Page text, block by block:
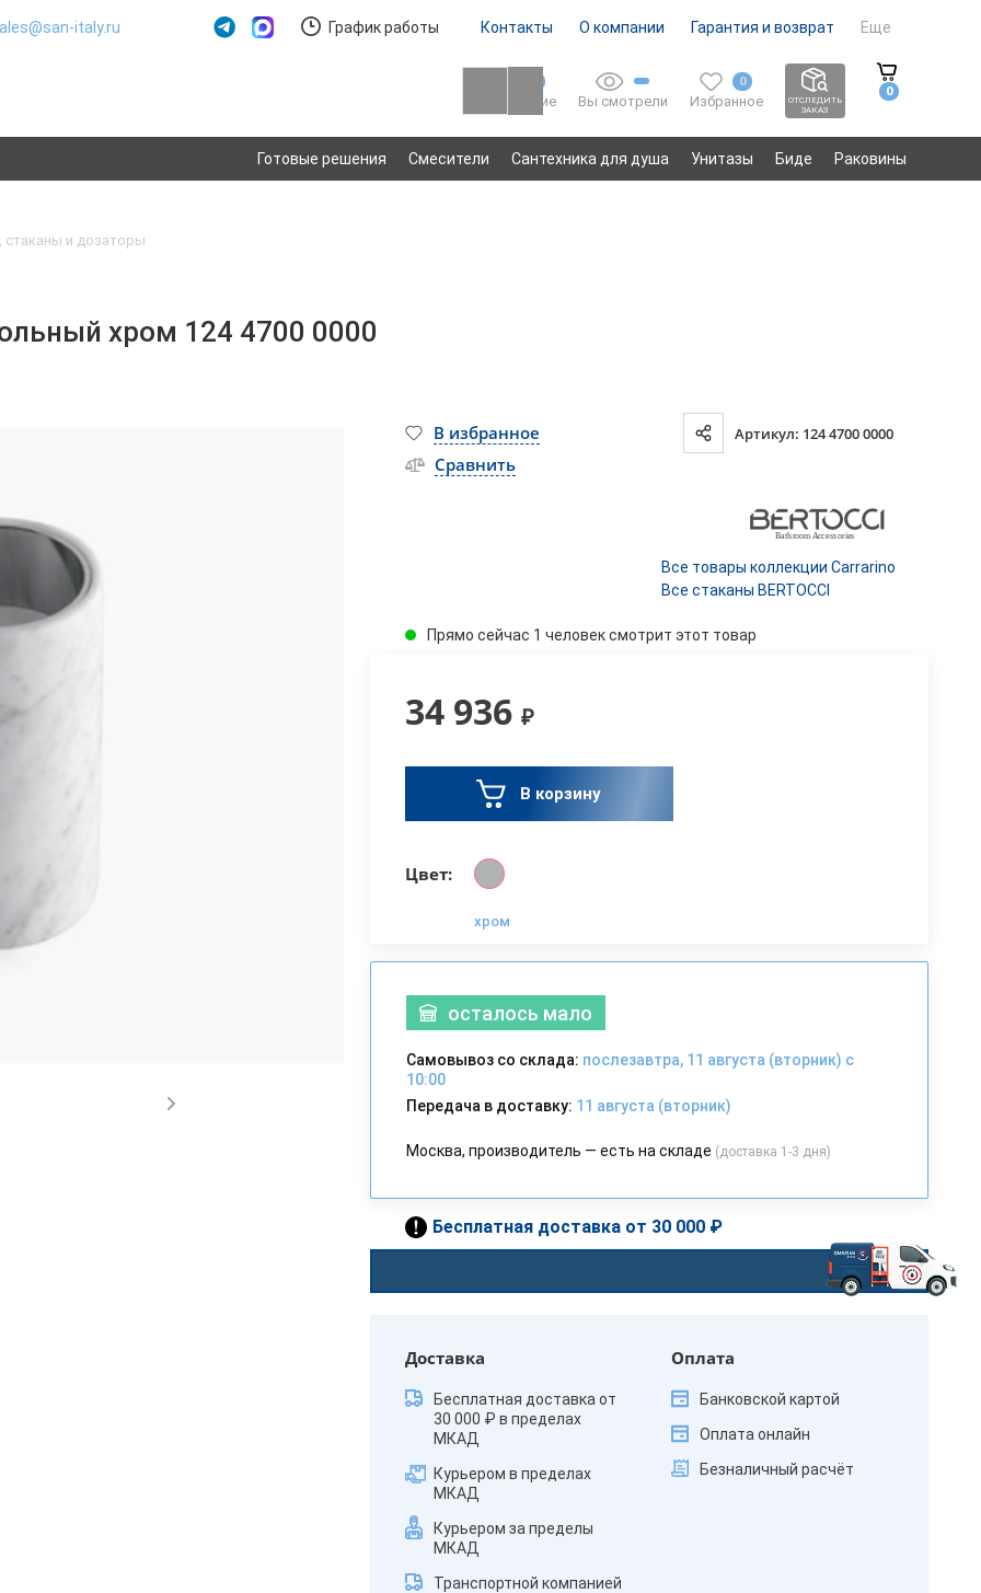
italy.ru График работы Контакты О компании Гарантия и возврат Еще
Сравнение Вы смотрели
0
Избранное
ОТСЛЕДИТЬ
ЗАКАЗ
0
Готовые решения Смесители Сантехника для душа Унитазы Биде Раковины
и дозаторы
хром 124 4700 0000
В избранное Артикул: 124 4700 0000
Сравнить
Все товары коллекции Carrarino
Все стаканы BERTOCCI
Прямо сейчас 1 человек смотрит этот товар
34 936 ₽
В корзину
Цвет:
хром
осталось мало
Самовывоз со склада: послезавтра, 11 августа (вторник) с
10:00
Передача в доставку: 11 августа (вторник)
Москва, производитель — есть на складе (доставка 1-3 дня)
Бесплатная доставка от 30 000 ₽
Доставка
Бесплатная доставка от
30 000 ₽ в пределах
МКАД
Курьером в пределах
МКАД
Курьером за пределы
МКАД
Транспортной компанией
Оплата
Банковской картой
Оплата онлайн
Безналичный расчёт